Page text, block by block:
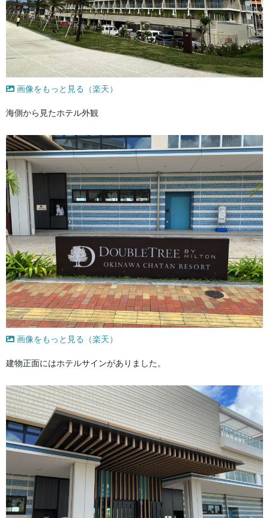
画像をもっと見る（楽天）
海側から見たホテル外観
画像をもっと見る（楽天）
建物正面にはホテルサインがありました。